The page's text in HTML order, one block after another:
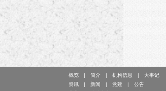
概览 简介 机构信息
大事记
资讯
新闻 党建
公告